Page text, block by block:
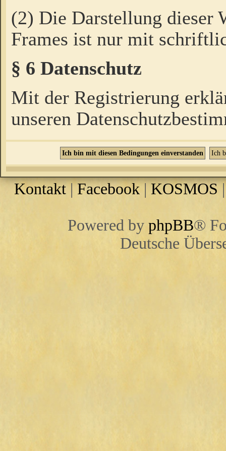
(2) Die Darstellung dieser
Frames ist nur mit
§ 6 Datenschutz
Mit der Registrierung
unseren
Kontakt |Facebook | KOSMOS
Powered by phpBB®
Deutsche